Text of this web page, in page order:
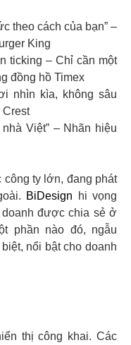
theo cách của bạn” –
King
ticking – Chỉ cần một
đồng hồ Timex
nhìn kìa, không sâu
Crest
Việt” – Nhãn hiệu
ty lớn, đang phát
BiDesign hi vọng
được chia sẻ ở
phần nào đó, ngẫu
nổi bật cho doanh
thị công khai. Các